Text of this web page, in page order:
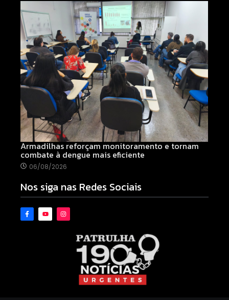
Armadilhas reforçam monitoramento e tornam
combate à dengue mais eficiente
06/08/2026
Nos siga nas Redes Sociais